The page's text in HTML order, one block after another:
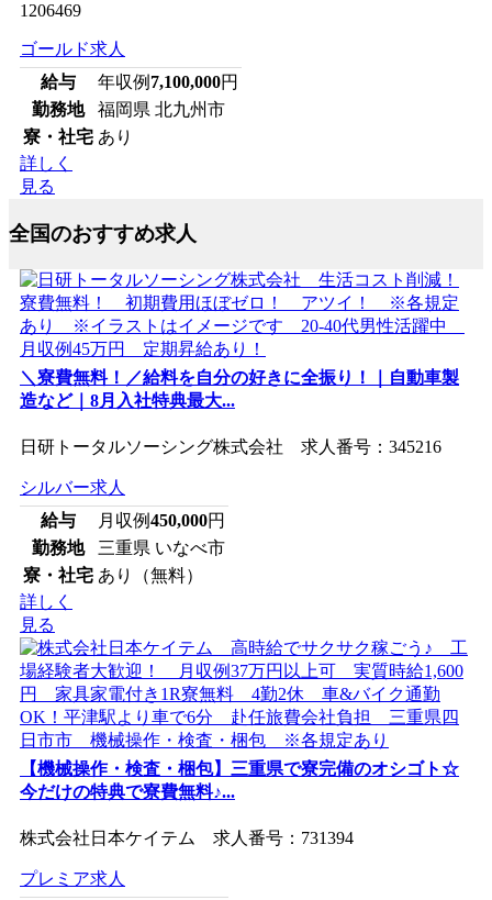
1206469
ゴールド求人
給与
年収例 7,100,000円
勤務地
福岡県 北九州市
寮・社宅 あり
詳しく
見る
全国のおすすめ求人
＼寮費無料！／給料を自分の好きに全振り！｜自動車製
造など｜8月入社特典最大...
日研トータルソーシング株式会社 求人番号：345216
シルバー求人
給与
月収例450,000円
勤務地
三重県 いなべ市
寮・社宅 あり（無料）
詳しく
見る
【機械操作・検査・梱包】三重県で寮完備のオシゴト☆
今だけの特典で寮費無料♪...
株式会社日本ケイテム 求人番号：731394
プレミア求人